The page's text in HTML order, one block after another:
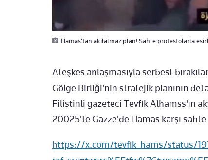
Hamas’tan akılalmaz plan! Sahte protestolarla
Ateşkes anlaşmasıyla serbest
Gölge Birliği'nin stratejik planının
Filistinli gazeteci Tevfik Alhamss'ın
20025'te Gazze'de Hamas karşı
https://x.com/tevfik_hams/status/